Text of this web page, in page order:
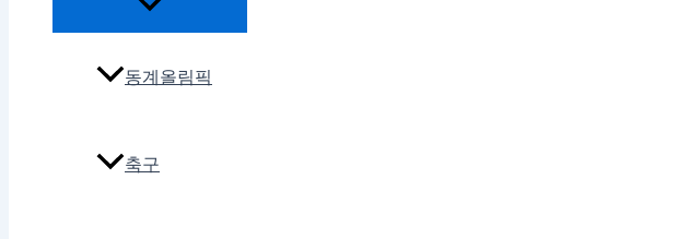
동계올림픽
축구